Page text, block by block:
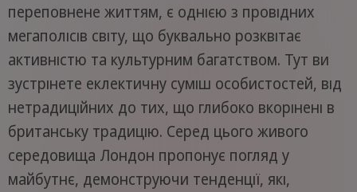
переповнене життям, є однією з провідних
мегаполісів світу, що буквально розквітає
активністю та культурним багатством. Тут ви
зустрінете еклектичну суміш особистостей, від
нетрадиційних до тих, що глибоко вкорінені в
британську традицію. Серед цього живого
середовища Лондон пропонує погляд у
майбутнє, демонструючи тенденції, які,